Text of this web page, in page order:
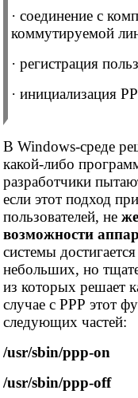
· соединение с
коммутируемой
· регистрация
· инициализация
В Windows-среде
какой-либо
разработчики
если этот подход
пользователей, не
возможности
системы
небольших, но
из которых решает
случае с PPP этот
следующих частей:
/usr/sbin/ppp-on
/usr/sbin/ppp-off